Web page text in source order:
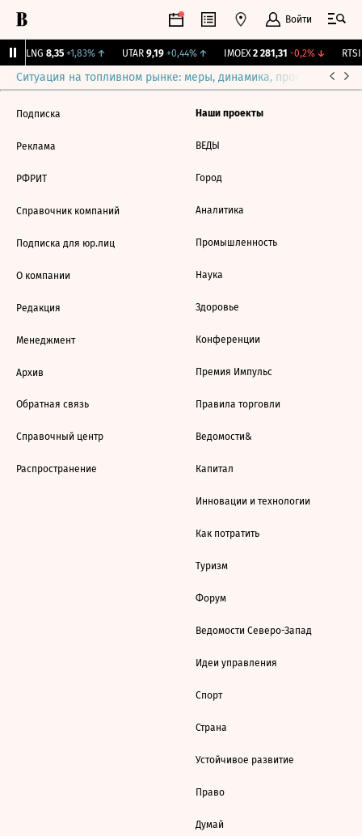
Войти
BLNG 8,35 +1,83%↑ UTAR 9,19 +0,44%↑ IMOEX 2 281,31 -0,2%↓ RTSI
Ситуация на топливном рынке: меры, динамика, прогнозы
Подписка
Реклама
РФРИТ
Справочник компаний
Подписка для юр.лиц
О компании
Редакция
Менеджмент
Архив
Обратная связь
Справочный центр
Распространение
Наши проекты
ВЕДЫ
Город
Аналитика
Промышленность
Наука
Здоровье
Конференции
Премия Импульс
Правила торговли
Ведомости&
Капитал
Инновации и технологии
Как потратить
Туризм
Форум
Ведомости Северо-Запад
Идеи управления
Спорт
Страна
Устойчивое развитие
Право
Думай